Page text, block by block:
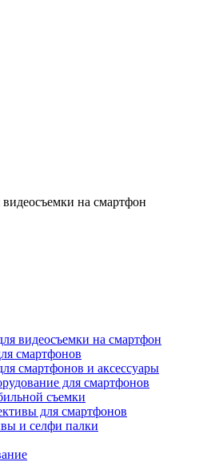
на смартфон
видеосъемки на смартфон
смартфонов
смартфонов и аксессуары
для смартфонов
съемки
для смартфонов
и селфи палки